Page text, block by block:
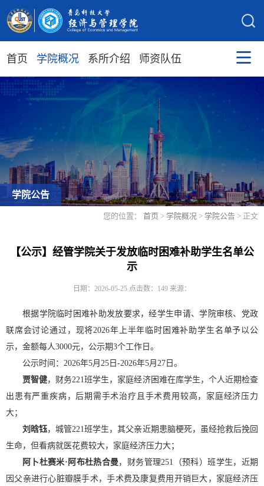
首页 学院概况 系所介绍 师资队伍
学院公告
您的位置： 首页 > 学院概况 > 学院公告 > 正文
【公示】经管学院关于发放临时困难补助学生名单公
示
日期：2026-05-25 点击数： 149 来源：
根据学院临时困难补助发放要求，经学生申请、学院审核、党政
联席会讨论通过，现将2026年上半年临时困难补助学生名单予以公
示，金额每人3000元，公示期3个工作日。
公示时间：2026年5月25日-2026年5月27日。
贾智健，财务221班学生，家庭经济困难在库学生，个人近期检查
出患有严重疾病，后期需手术治疗且手术费用较高，家庭经济压力
大；
刘晗钰，城管221班学生，其父亲近期患脑梗死，虽经抢救后挽回
生命，但看病就医花费较大，家庭经济压力大；
阿卜杜赛米·阿布杜热合曼，财务管理251（预科）班学生，近期
因父亲进行心脏瓣膜手术，手术费及康复费用开销巨大，家庭经济压